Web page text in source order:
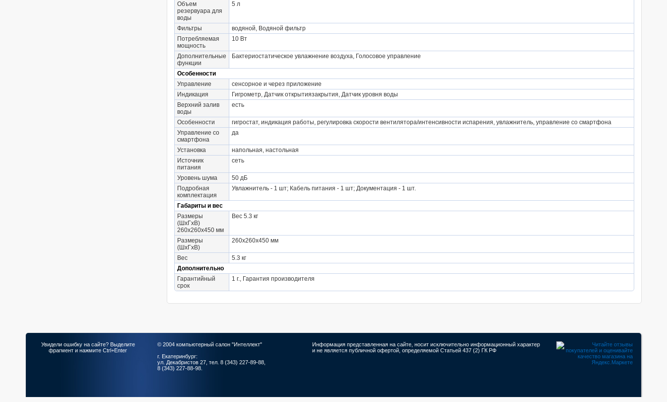
Объем
резервуара для
воды
5 л
Фильтры
водяной, Водяной фильтр
Потребляемая
мощность
10 Вт
Дополнительные
функции
Бактериостатическое увлажнение воздуха, Голосовое управление
Особенности
Управление
сенсорное и через приложение
Индикация
Гигрометр, Датчик открытиязакрытия, Датчик уровня воды
Верхний залив
воды
есть
Особенности
гигростат, индикация работы, регулировка скорости вентилятора/интенсивности испарения, увлажнитель, управление со смартфона
Управление со
смартфона
да
Установка
напольная, настольная
Источник
питания
сеть
Уровень шума
50 дБ
Подробная
комплектация
Увлажнитель - 1 шт; Кабель питания - 1 шт; Документация - 1 шт.
Габариты и вес
Размеры
(ШхГхВ)
260х260х450 мм
Вес 5.3 кг
Размеры
(ШхГхВ)
260х260х450 мм
Вес
5.3 кг
Дополнительно
Гарантийный
срок
1 г., Гарантия производителя
Увидели ошибку на сайте? Выделите
фрагмент и нажмите Ctrl+Enter
© 2004 компьютерный салон "Интеллект"
г. Екатеринбург:
ул. Декабристов 27, тел. 8 (343) 227-89-88,
8 (343) 227-88-98.
Информация представленная на сайте, носит исключительно информационный характер
и не является публичной офертой, определяемой Статьей 437 (2) ГК РФ